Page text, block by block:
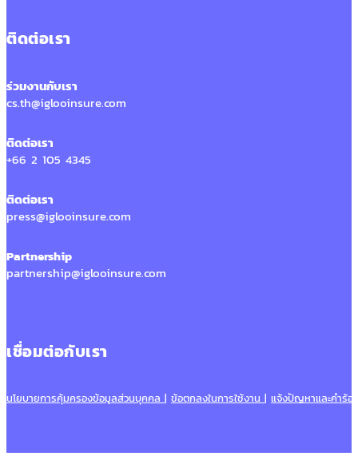
ติดต่อเรา​
ร่วมงานกับเรา
cs.th@iglooinsure.com
ติดต่อเรา
+66 2 105 4345
ติดต่อเรา
press@iglooinsure.com
Partnership
partnership@iglooinsure.com
เชื่อมต่อกับเรา
นโยบายการคุ้มครองข้อมูลส่วนบุคคล | ข้อตกลงในการใช้งาน | แจ้งปัญหาและคำร้อ